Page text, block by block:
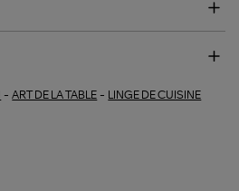
-ART DE LA TABLE - LINGE DE CUISINE